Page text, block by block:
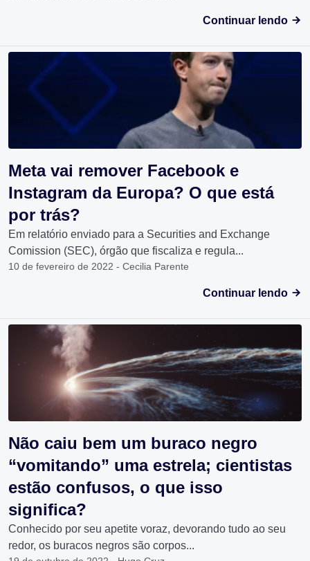
Continuar lendo
Meta vai remover Facebook e
Instagram da Europa? O que está
por trás?
Em relatório enviado para a Securities and Exchange
Comission (SEC), órgão que fiscaliza e regula...
10 de fevereiro de 2022 - Cecilia Parente
Continuar lendo
Não caiu bem um buraco negro
“vomitando” uma estrela; cientistas
estão confusos, o que isso
significa?
Conhecido por seu apetite voraz, devorando tudo ao seu
redor, os buracos negros são corpos...